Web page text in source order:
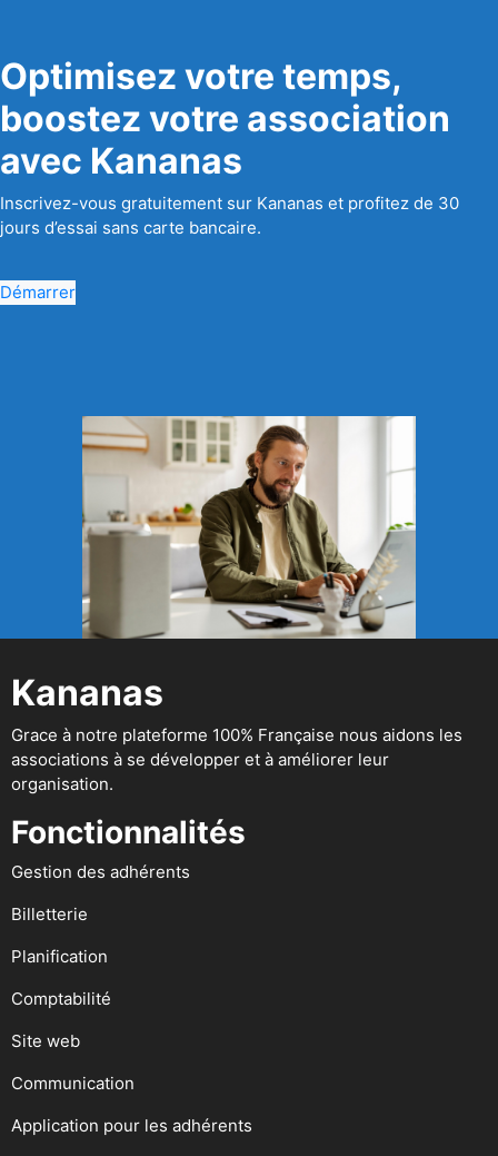
Optimisez votre temps,
boostez votre association
avec Kananas
Inscrivez-vous gratuitement sur Kananas et profitez de 30
jours d’essai sans carte bancaire.
Démarrer
Kananas
Grace à notre plateforme 100% Française nous aidons les
associations à se développer et à améliorer leur
organisation.
Fonctionnalités
Gestion des adhérents
Billetterie
Planification
Comptabilité
Site web
Communication
Application pour les adhérents